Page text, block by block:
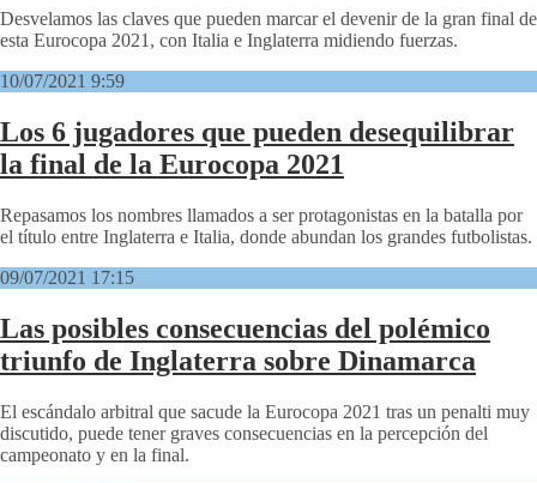
Desvelamos las claves que pueden marcar el devenir de la gran final de
esta Eurocopa 2021, con Italia e Inglaterra midiendo fuerzas.
10/07/2021 9:59
Los 6 jugadores que pueden desequilibrar
la final de la Eurocopa 2021
Repasamos los nombres llamados a ser protagonistas en la batalla por
el título entre Inglaterra e Italia, donde abundan los grandes futbolistas.
09/07/2021 17:15
Las posibles consecuencias del polémico
triunfo de Inglaterra sobre Dinamarca
El escándalo arbitral que sacude la Eurocopa 2021 tras un penalti muy
discutido, puede tener graves consecuencias en la percepción del
campeonato y en la final.